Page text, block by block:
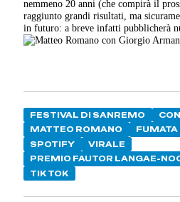
nemmeno 20 anni (che compirà il
raggiunto grandi risultati, ma
in futuro: a breve infatti pubblicherà
FESTIVAL DI SANREMO
MATTEO ROMANO
FUMATA
SPOTIFY
VIRALE
PREMIO FAUTOR LANGAE-
TIK TOK